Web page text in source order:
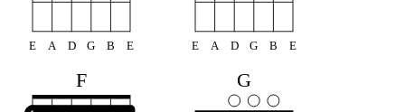
E A D G B E E A D G B E
F G